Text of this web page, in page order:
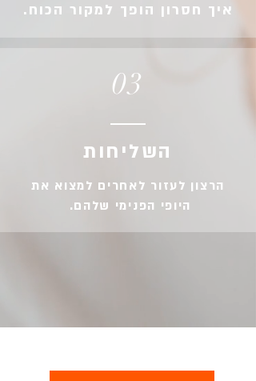
איך חסרון הופך למקור הכוח.
03
השליחות
הרצון לעזור לאחרים למצוא את
היופי הפנימי שלהם.